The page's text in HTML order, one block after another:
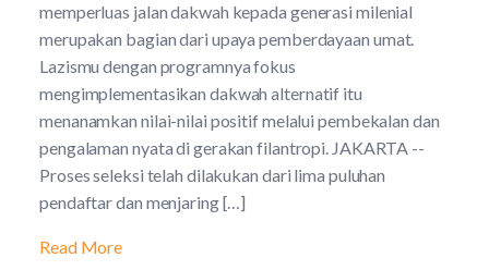
memperluas jalan dakwah kepada generasi milenial
merupakan bagian dari upaya pemberdayaan umat.
Lazismu dengan programnya fokus
mengimplementasikan dakwah alternatif itu
menanamkan nilai-nilai positif melalui pembekalan dan
pengalaman nyata di gerakan filantropi. JAKARTA --
Proses seleksi telah dilakukan dari lima puluhan
pendaftar dan menjaring […]
Read More